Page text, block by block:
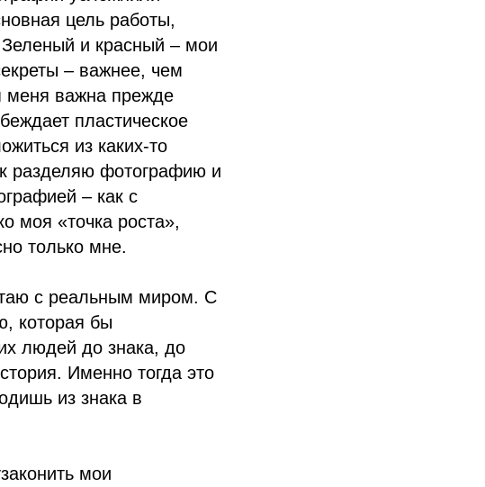
цель работы,
и красный – мои
– важнее, чем
меня важна прежде
пластическое
из каких-то
разделяю фотографию и
– как с
моя «точка роста»,
только мне.
с реальным миром. С
которая бы
людей до знака, до
Именно тогда это
из знака в
мои